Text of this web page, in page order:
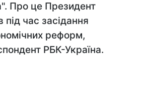
Про це Президент
під час засідання
реформ,
РБК-Україна.